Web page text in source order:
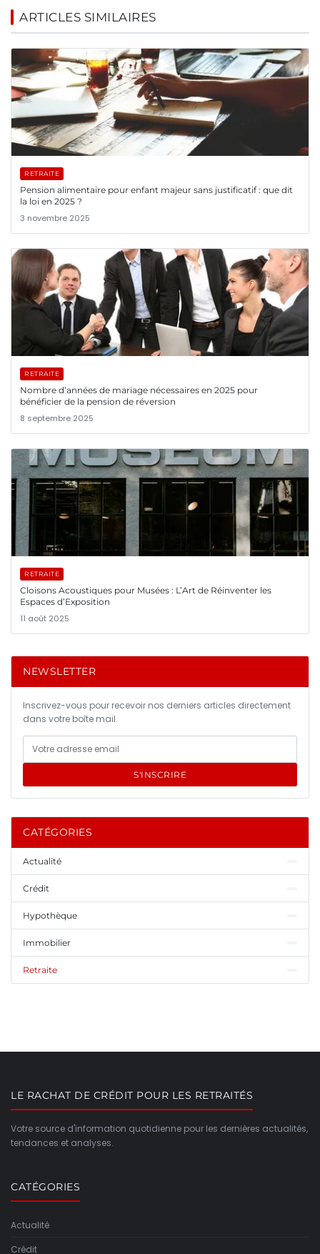
ARTICLES SIMILAIRES
RETRAITE
Pension alimentaire pour enfant majeur sans justificatif : que dit
la loi en 2025 ?
3 novembre 2025
RETRAITE
Nombre d’années de mariage nécessaires en 2025 pour
bénéficier de la pension de réversion
8 septembre 2025
RETRAITE
Cloisons Acoustiques pour Musées : L’Art de Réinventer les
Espaces d’Exposition
11 août 2025
NEWSLETTER
Inscrivez-vous pour recevoir nos derniers articles directement
dans votre boîte mail.
S'INSCRIRE
CATÉGORIES
Actualité
Crédit
Hypothèque
Immobilier
Retraite
LE RACHAT DE CRÉDIT POUR LES RETRAITÉS
Votre source d'information quotidienne pour les dernières actualités,
tendances et analyses.
CATÉGORIES
Actualité
Crédit